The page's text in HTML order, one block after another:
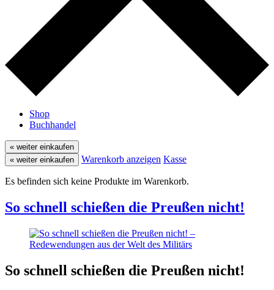
Shop
Buchhandel
« weiter einkaufen
« weiter einkaufen
Warenkorb anzeigen Kasse
Es befinden sich keine Produkte im Warenkorb.
So schnell schießen die Preußen nicht!
So schnell schießen die Preußen nicht!